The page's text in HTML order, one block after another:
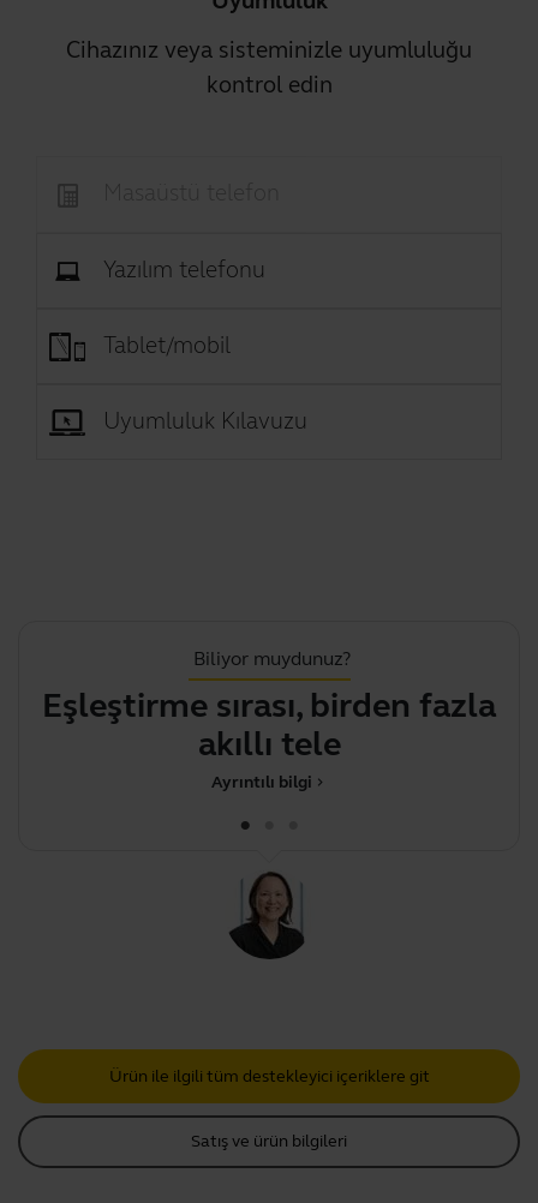
Cihazınız veya sisteminizle uyumluluğu
kontrol edin
Yazılım telefonu
Tablet/mobil
Uyumluluk Kılavuzu
Biliyor muydunuz?
Eşleştirme sırası, birden fazla
akıllı telefon ku
chevron_right
Ayrıntılı bilgi
Ürün ile ilgili tüm destekleyici içeriklere git
Satış ve ürün bilgileri